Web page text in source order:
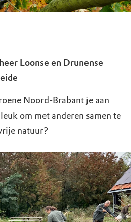
Loonse en Drunense
Noord-Brabant je aan
om met anderen samen te
natuur?